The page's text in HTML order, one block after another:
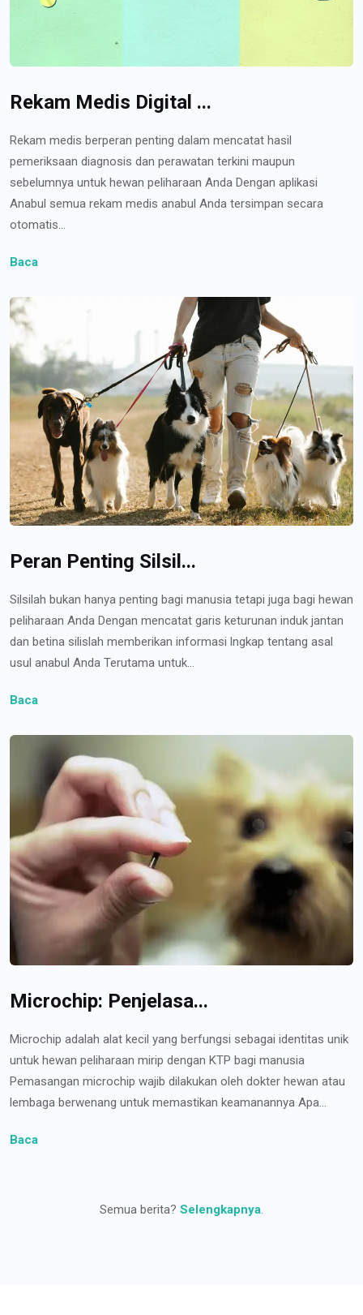
Rekam Medis Digital ...
Rekam medis berperan penting dalam mencatat hasil
pemeriksaan diagnosis dan perawatan terkini maupun
sebelumnya untuk hewan peliharaan Anda Dengan aplikasi
Anabul semua rekam medis anabul Anda tersimpan secara
otomatis...
Baca
Peran Penting Silsil...
Silsilah bukan hanya penting bagi manusia tetapi juga bagi hewan
peliharaan Anda Dengan mencatat garis keturunan induk jantan
dan betina silislah memberikan informasi lngkap tentang asal
usul anabul Anda Terutama untuk...
Baca
Microchip: Penjelasa...
Microchip adalah alat kecil yang berfungsi sebagai identitas unik
untuk hewan peliharaan mirip dengan KTP bagi manusia
Pemasangan microchip wajib dilakukan oleh dokter hewan atau
lembaga berwenang untuk memastikan keamanannya Apa...
Baca
Semua berita? Selengkapnya